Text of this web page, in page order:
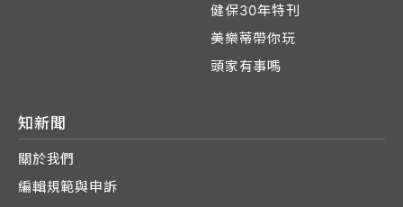
健保30年特刊
美樂蒂帶你玩
頭家有事嗎
知新聞
關於我們
編輯規範與申訴